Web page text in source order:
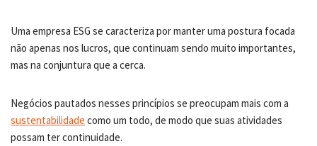
Uma empresa ESG se caracteriza por manter uma postura focada
não apenas nos lucros, que continuam sendo muito importantes,
mas na conjuntura que a cerca.
Negócios pautados nesses princípios se preocupam mais com a
sustentabilidade como um todo, de modo que suas atividades
possam ter continuidade.